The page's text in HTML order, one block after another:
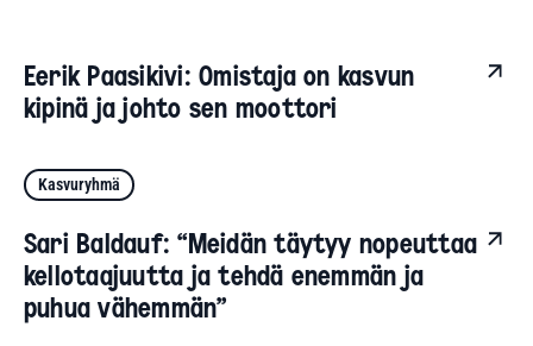
Eerik Paasikivi: Omistaja on kasvun
kipinä ja johto sen moottori
Kasvuryhmä
Sari Baldauf: “Meidän täytyy nopeuttaa
kellotaajuutta ja tehdä enemmän ja
puhua vähemmän”